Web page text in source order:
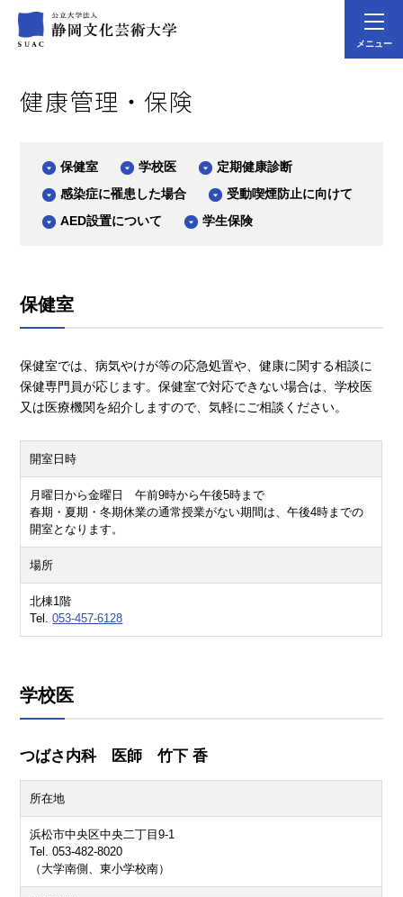
メニュー
健康管理・保険
保健室 学校医
定期健康診断
感染症に罹患した場合
受動喫煙防止に向けて
AED設置について
学生保険
保健室
保健室では、病気やけが等の応急処置や、健康に関する相談に
保健専門員が応じます。保健室で対応できない場合は、学校医
又は医療機関を紹介しますので、気軽にご相談ください。
開室日時
月曜日から金曜日 午前9時から午後5時まで
春期・夏期・冬期休業の通常授業がない期間は、午後4時までの
開室となります。
場所
北棟1階
Tel.053-457-6128
学校医
つばさ内科 医師 竹下 香
所在地
浜松市中央区中央二丁目9-1
Tel. 053-482-8020
（大学南側、東小学校南）